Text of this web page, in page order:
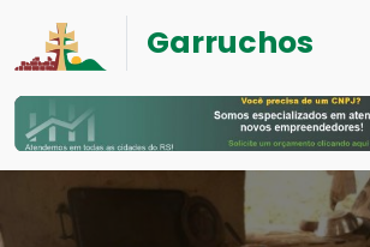
Garruchos